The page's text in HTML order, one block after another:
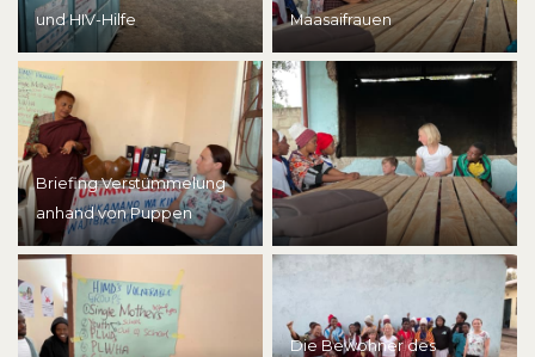
und HIV-Hilfe
Briefing Verstümmelung
anhand von Puppen
Maasaifrauen
Die Bewohner des